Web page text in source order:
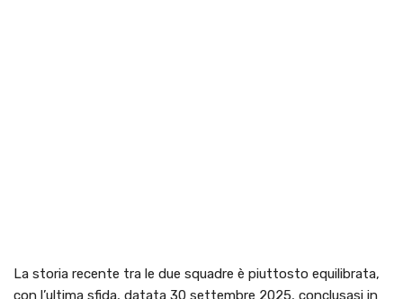
La storia recente tra le due squadre è piuttosto equilibrata,
con l’ultima sfida, datata 30 settembre 2025, conclusasi in